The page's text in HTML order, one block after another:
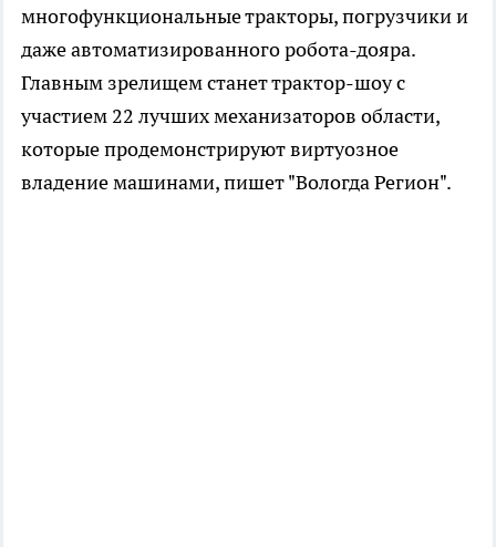
многофункциональные тракторы, погрузчики и
даже автоматизированного робота-дояра.
Главным зрелищем станет трактор-шоу с
участием 22 лучших механизаторов области,
которые продемонстрируют виртуозное
владение машинами, пишет "Вологда Регион".